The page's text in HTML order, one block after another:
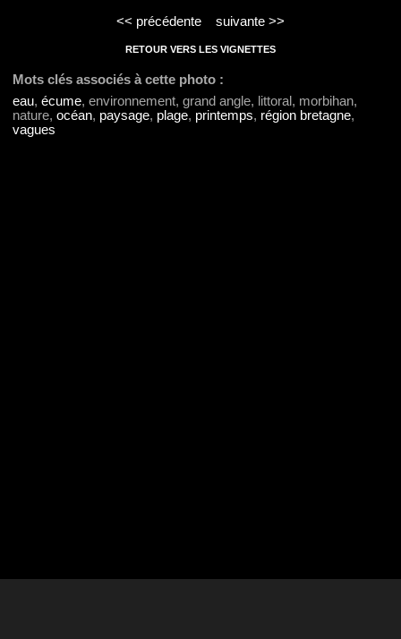
<< précédente suivante >>
RETOUR VERS LES VIGNETTES
Mots clés associés à cette photo :
eau, écume, environnement, grand angle, littoral, morbihan,
nature, océan, paysage, plage, printemps, région bretagne,
vagues